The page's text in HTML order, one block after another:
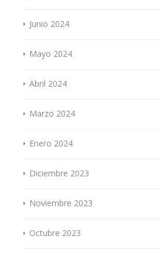
Junio 2024
Mayo 2024
Abril 2024
Marzo 2024
Enero 2024
Diciembre 2023
Noviembre 2023
Octubre 2023